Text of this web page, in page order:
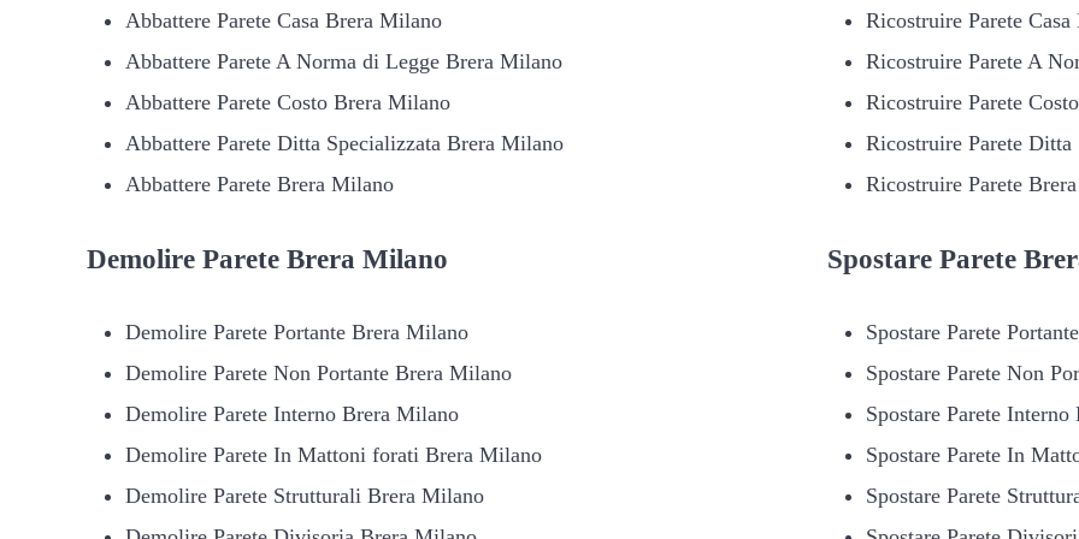
Abbattere Parete Casa Brera Milano
Abbattere Parete A Norma di Legge Brera Milano
Abbattere Parete Costo Brera Milano
Abbattere Parete Ditta Specializzata Brera Milano
Abbattere Parete Brera Milano
Demolire Parete Brera Milano
Demolire Parete Portante Brera Milano
Demolire Parete Non Portante Brera Milano
Demolire Parete Interno Brera Milano
Demolire Parete In Mattoni forati Brera Milano
Demolire Parete Strutturali Brera Milano
Ricostruire Parete
Ricostruire Parete A
Ricostruire Parete
Ricostruire Parete
Ricostruire Parete
Spostare Parete
Spostare Parete
Spostare Parete Non
Spostare Parete
Spostare Parete In
Spostare Parete